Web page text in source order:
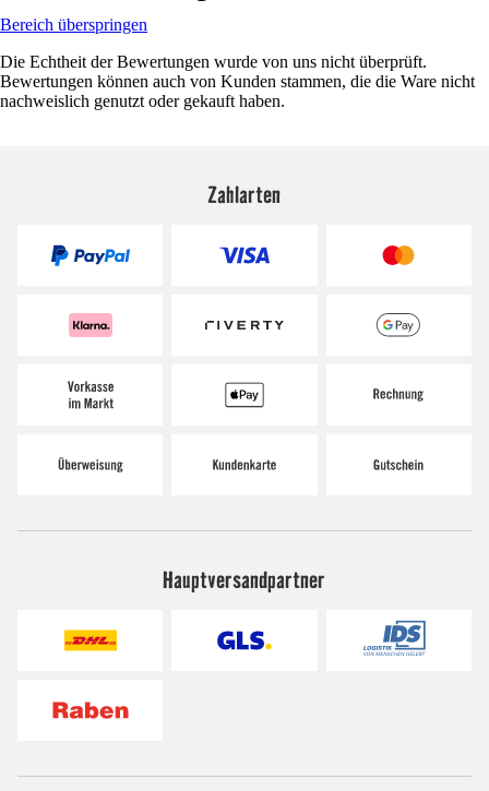
Bereich überspringen
Die Echtheit der Bewertungen wurde von uns nicht überprüft.
Bewertungen können auch von Kunden stammen, die die Ware nicht
nachweislich genutzt oder gekauft haben.
Zahlarten
Hauptversandpartner